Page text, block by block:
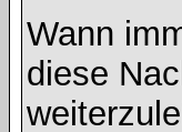
Wann
diese